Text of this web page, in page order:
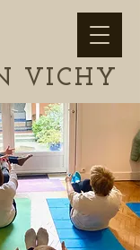
VICHY